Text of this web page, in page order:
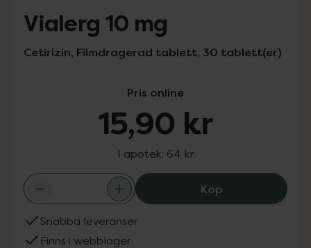
Vialerg 10 mg
Cetirizin, Filmdragerad tablett, 30 tablett(er)
Pris online
15,90 kr
I apotek: 64 kr
KöpVialerg 10 mg,
Snabba leveranser
Finns i webblager